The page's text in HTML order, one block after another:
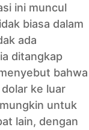
ini muncul
biasa dalam
ada
ditangkap
bahwa
ke luar
untuk
lain, dengan